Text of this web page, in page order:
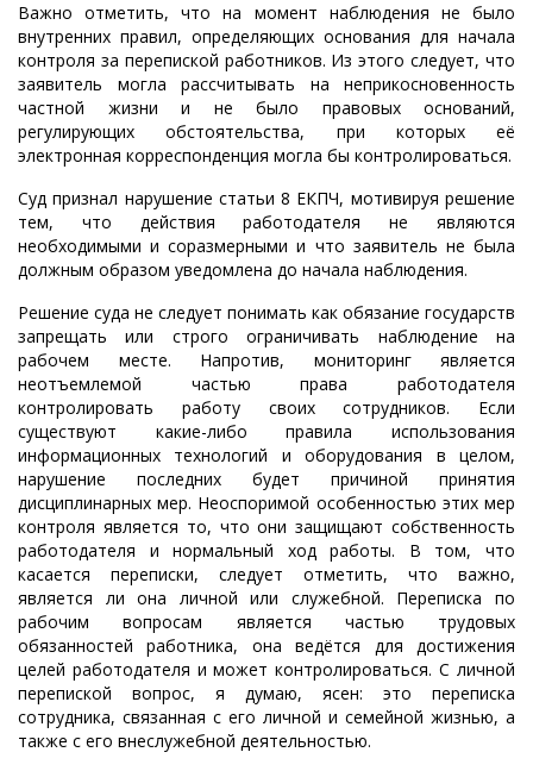
Важно отметить, что на момент наблюдения не было
внутренних правил, определяющих основания для начала
контроля за перепиской работников. Из этого следует, что
заявитель могла рассчитывать на неприкосновенность
частной жизни и не было правовых оснований,
регулирующих обстоятельства, при которых её
электронная корреспонденция могла бы контролироваться.
Суд признал нарушение статьи 8 ЕКПЧ, мотивируя решение
тем, что действия работодателя не являются
необходимыми и соразмерными и что заявитель не была
должным образом уведомлена до начала наблюдения.
Решение суда не следует понимать как обязание государств
запрещать или строго ограничивать наблюдение на
рабочем месте. Напротив, мониторинг является
неотъемлемой частью права работодателя
контролировать работу своих сотрудников. Если
существуют какие-либо правила использования
информационных технологий и оборудования в целом,
нарушение последних будет причиной принятия
дисциплинарных мер. Неоспоримой особенностью этих мер
контроля является то, что они защищают собственность
работодателя и нормальный ход работы. В том, что
касается переписки, следует отметить, что важно,
является ли она личной или служебной. Переписка по
рабочим вопросам является частью трудовых
обязанностей работника, она ведётся для достижения
целей работодателя и может контролироваться. С личной
перепиской вопрос, я думаю, ясен: это переписка
сотрудника, связанная с его личной и семейной жизнью, а
также с его внеслужебной деятельностью.